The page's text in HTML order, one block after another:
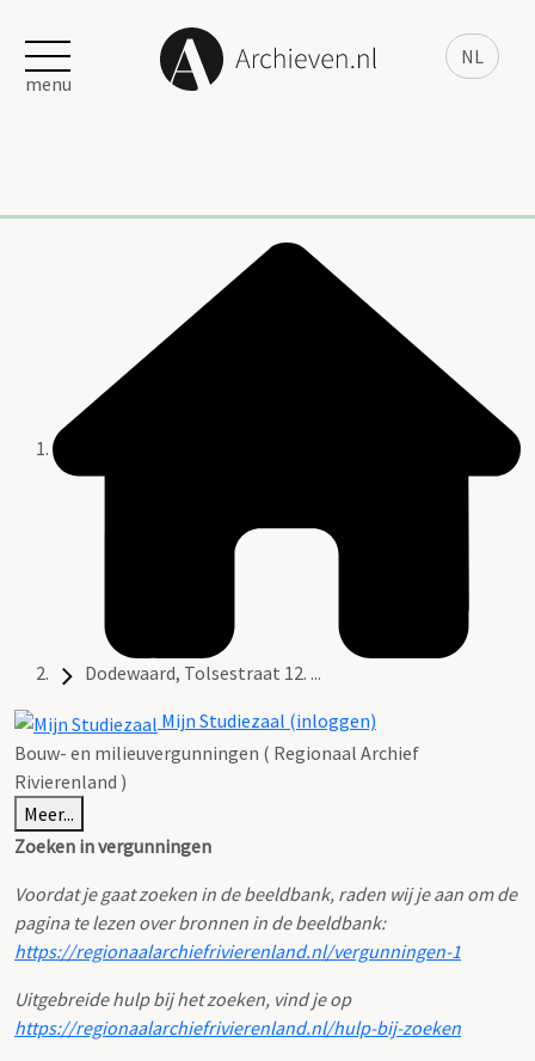
NL
menu
Dodewaard, Tolsestraat 12. ...
Mijn Studiezaal (inloggen)
Bouw- en milieuvergunningen ( Regionaal Archief
Rivierenland )
Meer...
Zoeken in vergunningen
Voordat je gaat zoeken in de beeldbank, raden wij je aan om de
pagina te lezen over bronnen in de beeldbank:
https://regionaalarchiefrivierenland.nl/vergunningen-1
Uitgebreide hulp bij het zoeken, vind je op
https://regionaalarchiefrivierenland.nl/hulp-bij-zoeken